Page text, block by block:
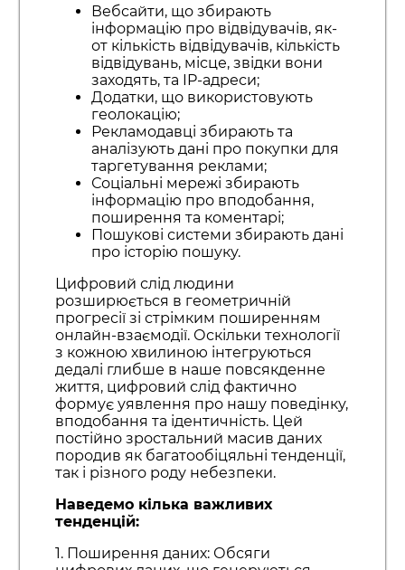
Вебсайти, що збирають
інформацію про відвідувачів, як-
от кількість відвідувачів, кількість
відвідувань, місце, звідки вони
заходять, та IP-адреси;
Додатки, що використовують
геолокацію;
Рекламодавці збирають та
аналізують дані про покупки для
таргетування реклами;
Соціальні мережі збирають
інформацію про вподобання,
поширення та коментарі;
Пошукові системи збирають дані
про історію пошуку.
Цифровий слід людини
розширюється в геометричній
прогресії зі стрімким поширенням
онлайн-взаємодії. Оскільки технології
з кожною хвилиною інтегруються
дедалі глибше в наше повсякденне
життя, цифровий слід фактично
формує уявлення про нашу поведінку,
вподобання та ідентичність. Цей
постійно зростальний масив даних
породив як багатообіцяльні тенденції,
так і різного роду небезпеки.
Наведемо кілька важливих
тенденцій:
1. Поширення даних: Обсяги